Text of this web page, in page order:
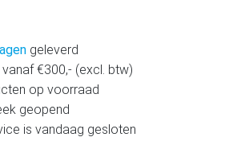
geleverd
€300,- (excl. btw)
op voorraad
geopend
is vandaag gesloten